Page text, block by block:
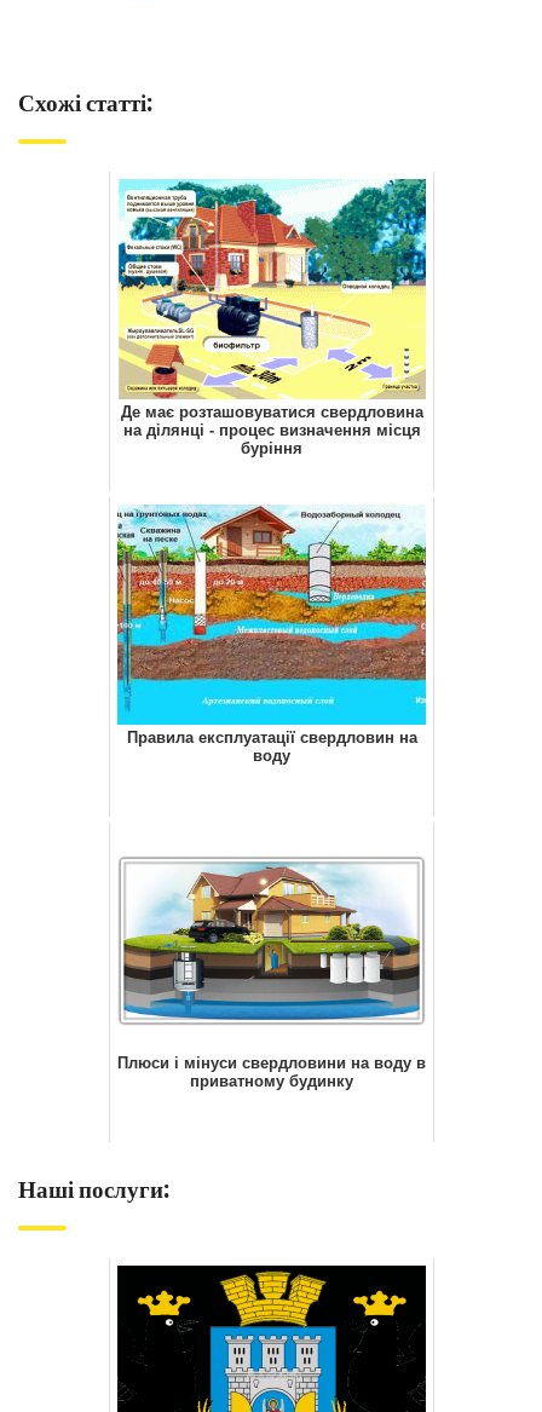
Схожі статті:
Де має розташовуватися свердловина
на ділянці - процес визначення місця
буріння
Правила експлуатації свердловин на
воду
Плюси і мінуси свердловини на воду в
приватному будинку
Наші послуги: